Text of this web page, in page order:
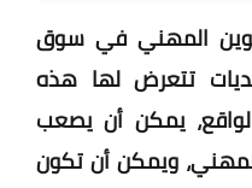
المهني في سوق
تتعرض لها هذه
يمكن أن يصعب
ويمكن أن تكون